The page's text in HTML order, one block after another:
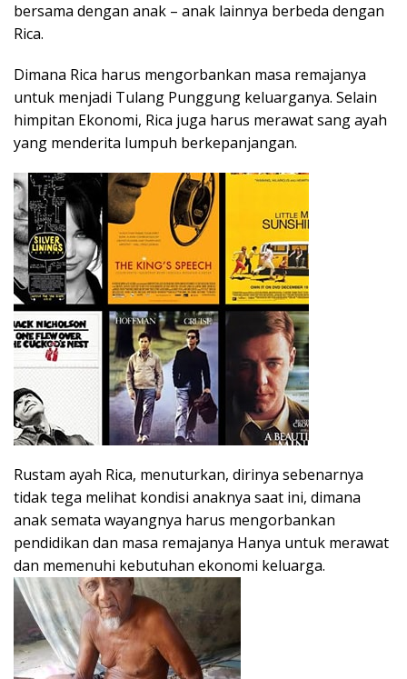
bersama dengan anak – anak lainnya berbeda dengan
Rica.
Dimana Rica harus mengorbankan masa remajanya
untuk menjadi Tulang Punggung keluarganya. Selain
himpitan Ekonomi, Rica juga harus merawat sang ayah
yang menderita lumpuh berkepanjangan.
Rustam ayah Rica, menuturkan, dirinya sebenarnya
tidak tega melihat kondisi anaknya saat ini, dimana
anak semata wayangnya harus mengorbankan
pendidikan dan masa remajanya Hanya untuk merawat
dan memenuhi kebutuhan ekonomi keluarga.